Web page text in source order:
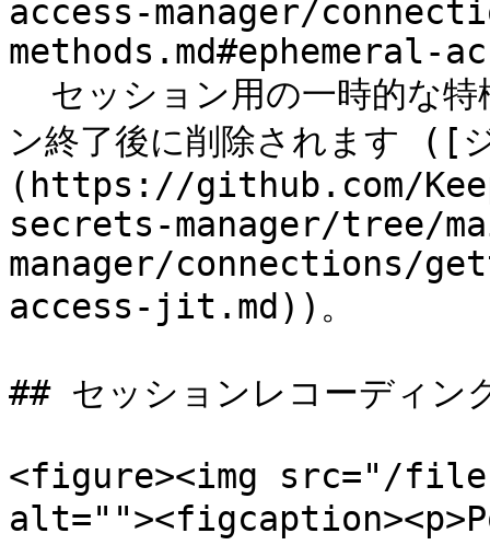
access-manager/
methods.md#ephemeral-
ン終了後に削除されます ([
(https://github.com/
secrets-manager/tree/
manager/connections/
access-jit.md))。
## セッションレコーディ
<figure><img src="/files/